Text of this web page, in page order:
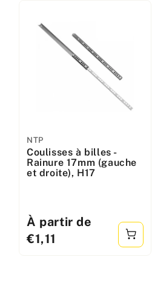
Fabricant
:
NTP
Coulisses à billes -
Rainure 17mm (gauche
et droite), H17
Prix
standard
À partir de
€1,11